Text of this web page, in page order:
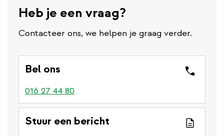
Heb je een vraag?
Contacteer ons, we helpen je graag verder.
Bel ons
016 27 44 80
Stuur een bericht